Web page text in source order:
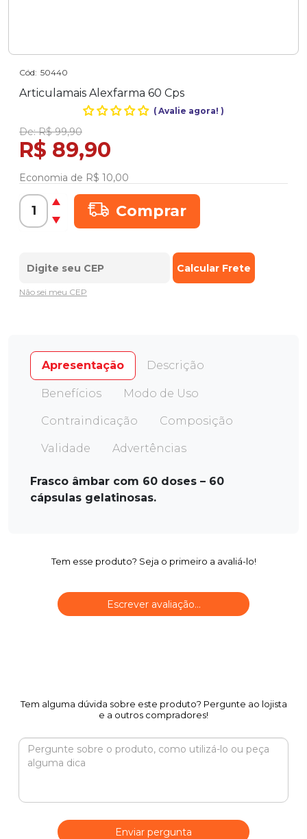
Cód: 50440
Articulamais Alexfarma 60 Cps
(Avalie agora! )
De:R$ 99,90
R$ 89,90
Economia de R$ 10,00
Comprar
Não sei meu CEP
Apresentação Descrição
Benefícios Modo de Uso
Contraindicação Composição
Validade Advertências
Frasco âmbar com 60 doses – 60
cápsulas gelatinosas.
Tem esse produto? Seja o primeiro a avaliá-lo!
Escrever avaliação...
Tem alguma dúvida sobre este produto? Pergunte ao lojista
e a outros compradores!
Enviar pergunta